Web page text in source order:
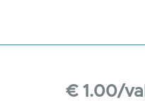
€ 1.00/val